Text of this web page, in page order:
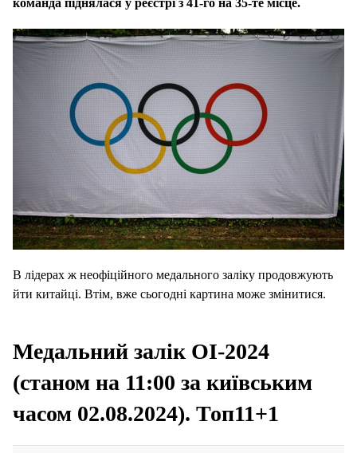
команда піднялася у реєстрі з 41-го на 35-те місце.
В лідерах ж неофіційного медального заліку продовжують
йти китайці. Втім, вже сьогодні картина може змінитися.
Медальний залік ОІ-2024
(станом на 11:00 за київським
часом 02.08.2024). Топ11+1